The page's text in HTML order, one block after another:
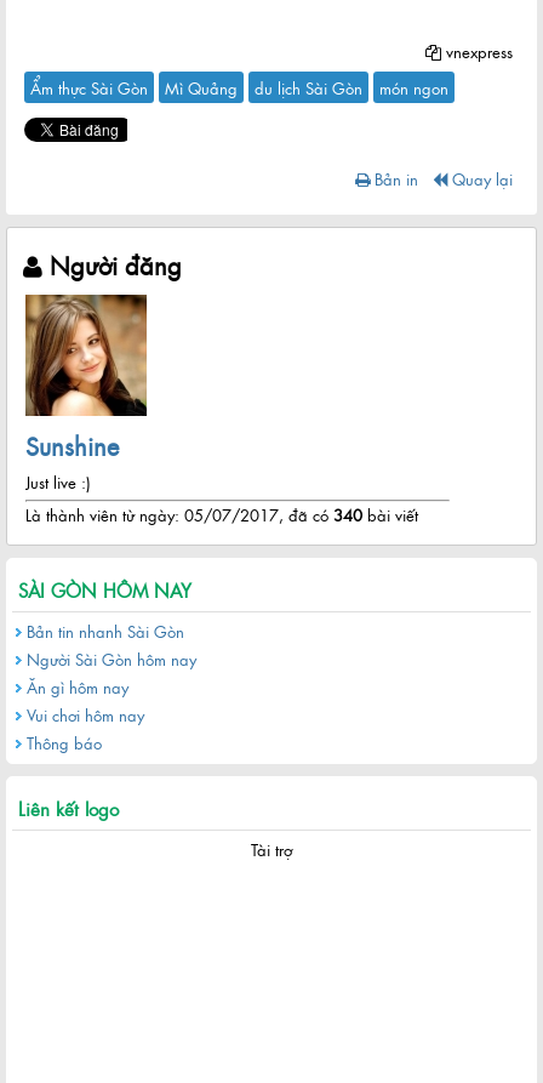
vnexpress
Ẩm thực Sài Gòn
Mì Quảng du lịch Sài Gòn món ngon
Bản in Quay lại
Người đăng
Sunshine
Just live :)
Là thành viên từ ngày: 05/07/2017, đã có 340 bài viết
SÀI GÒN HÔM NAY
Bản tin nhanh Sài Gòn
Người Sài Gòn hôm nay
Ăn gì hôm nay
Vui chơi hôm nay
Thông báo
Liên kết logo
Tài trợ